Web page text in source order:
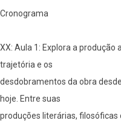
Cronograma
XX: Aula 1: Explora a produção
trajetória e os
desdobramentos da obra
hoje. Entre suas
produções literárias,